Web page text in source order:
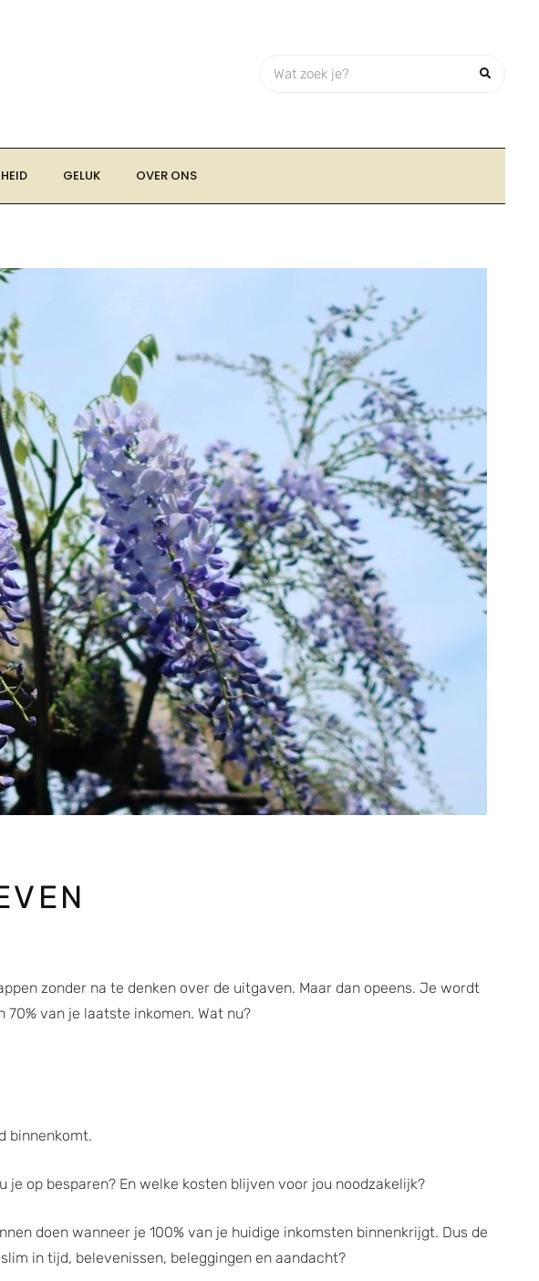
GELUK OVER ONS
zonder na te denken over de uitgaven. Maar dan opeens. Je wordt
van je laatste inkomen. Wat nu?
binnenkomt.
op besparen? En welke kosten blijven voor jou noodzakelijk?
doen wanneer je 100% van je huidige inkomsten binnenkrijgt. Dus de
in tijd, belevenissen, beleggingen en aandacht?